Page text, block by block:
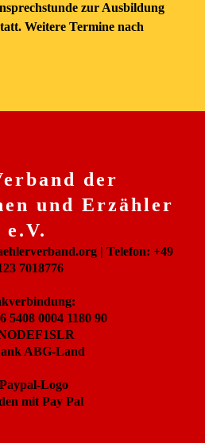
zur Ausbildung
Weitere Termine nach
der
und Erzähler
e.V.
| Telefon: +49
7018776
5408 0004 1180 90
ABG-Land
mit Pay Pal